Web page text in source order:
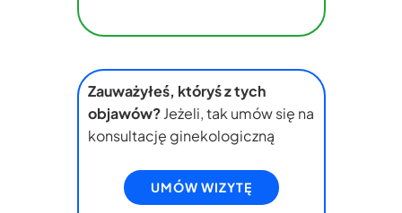
Zauważyłeś, któryś z tych
objawów?Jeżeli, tak umów się na
konsultację ginekologiczną
UMÓW WIZYTĘ